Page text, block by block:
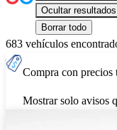
Ocultar
Borrar todo
683 vehículos
Compra con precios
Mostrar solo avisos